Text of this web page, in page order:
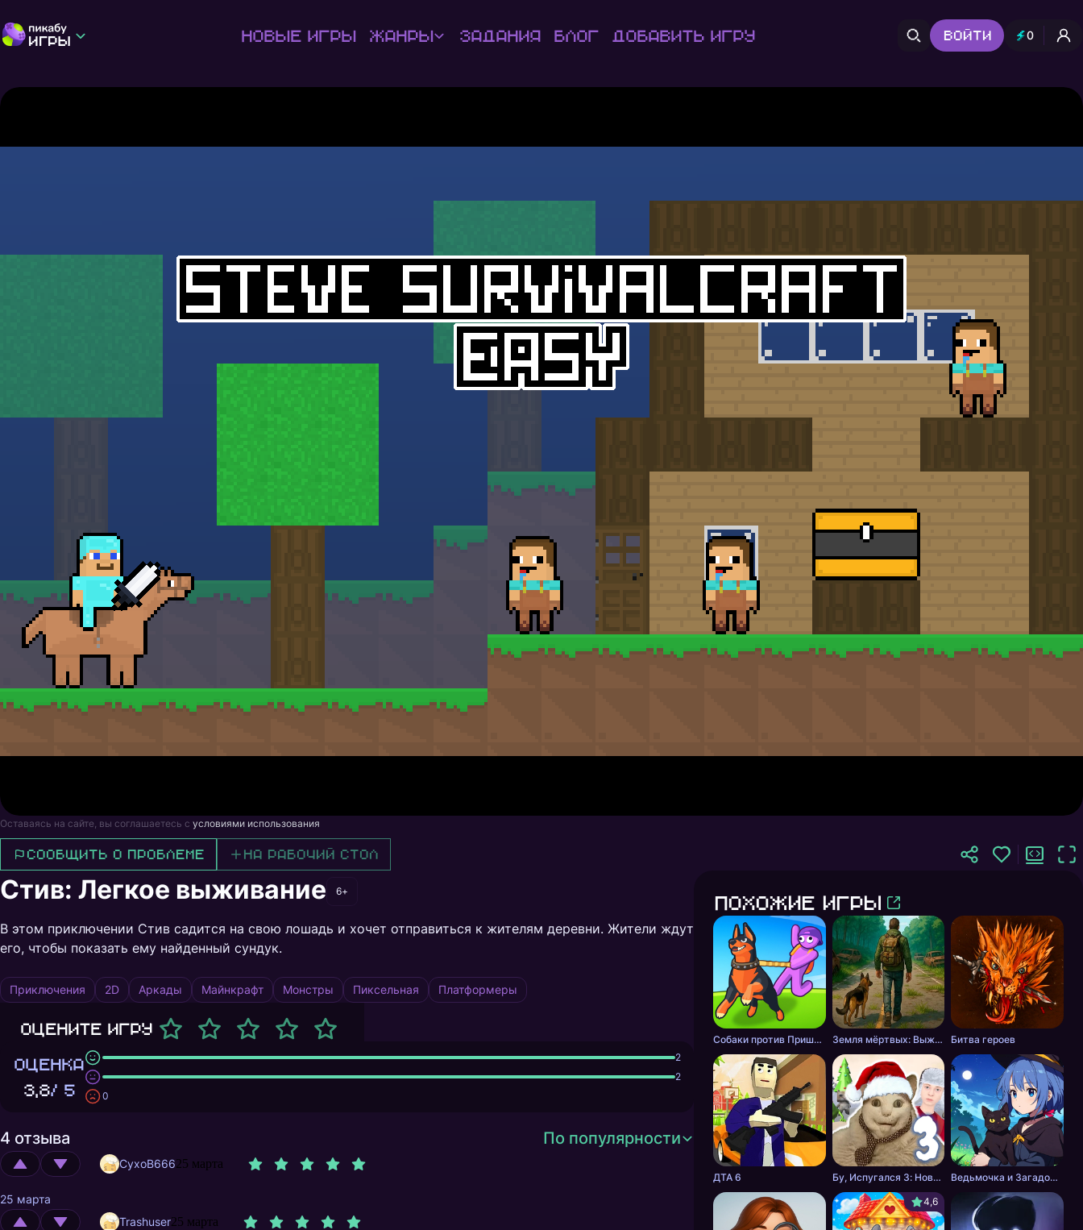
Новые игры Жанры Задания Блог Добавить игру Войти 0
Оставаясь на сайте, вы соглашаетесь с условиями использования
Сообщить о проблеме На рабочий стол
Стив: Легкое выживание 6+
В этом приключении Стив садится на свою лошадь и хочет отправиться к жителям деревни. Жители ждут
его, чтобы показать ему найденный сундук.
Приключения 2D Аркады Майнкрафт Монстры Пиксельная Платформеры
Оцените игру
ОЦЕНКА
3,8/ 5
2
2
0
4 отзыва По популярности
CyxoB66625 марта
25 марта
Trashuser25 марта
Похожие игры
Собаки против Пришельцев Земля мёртвых: Выживание Битва героев
ДТА 6 Бу, Испугался 3: Новый Год со Скулбоем Ведьмочка и Загадочные Приключения
4,6